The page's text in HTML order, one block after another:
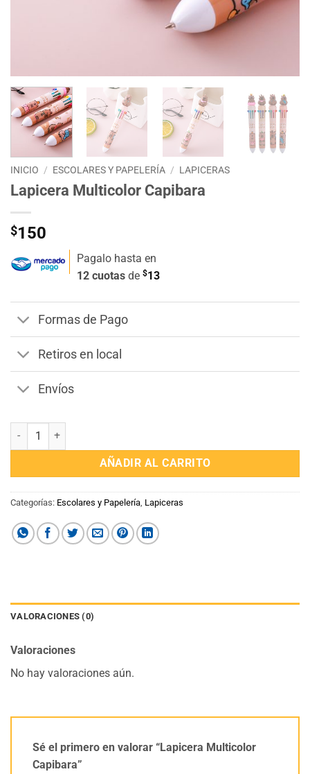
INICIO / ESCOLARES Y PAPELERÍA / LAPICERAS
Lapicera Multicolor Capibara
$150
Pagalo hasta en
12 cuotas de $13
Formas de Pago
Retiros en local
Envíos
Lapicera Multicolor Capibara cantidad
AÑADIR AL CARRITO
Categorías: Escolares y Papelería Lapiceras
VALORACIONES (0)
Valoraciones
No hay valoraciones aún.
Sé el primero en valorar “Lapicera Multicolor
Capibara”